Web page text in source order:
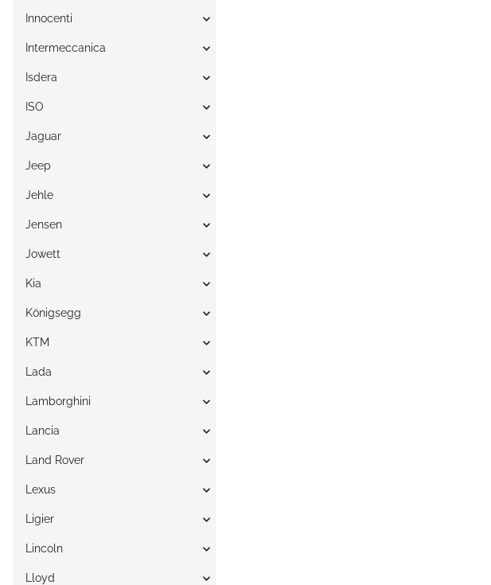
Innocenti
Intermeccanica
Isdera
ISO
Jaguar
Jeep
Jehle
Jensen
Jowett
Kia
Königsegg
KTM
Lada
Lamborghini
Lancia
Land Rover
Lexus
Ligier
Lincoln
Lloyd